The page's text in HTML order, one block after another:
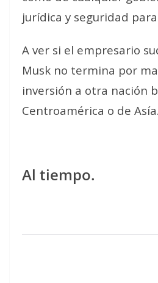
jurídica y seguridad
A ver si el empresario
Musk no termina por
inversión a otra nación
Centroamérica o de Asía.
Al tiempo.